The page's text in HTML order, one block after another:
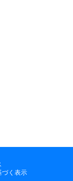
づく表示